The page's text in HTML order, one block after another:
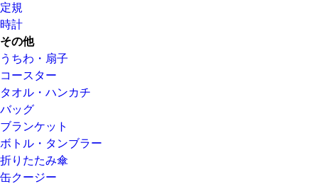
定規
時計
その他
うちわ・扇子
コースター
タオル・ハンカチ
バッグ
ブランケット
ボトル・タンブラー
折りたたみ傘
缶クージー